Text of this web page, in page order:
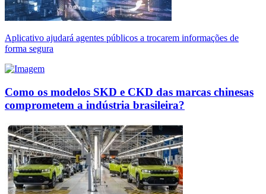
Aplicativo ajudará agentes públicos a trocarem informações de
forma segura
Como os modelos SKD e CKD das marcas chinesas
comprometem a indústria brasileira?